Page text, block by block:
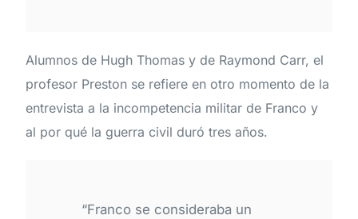
Alumnos de Hugh Thomas y de Raymond Carr, el
profesor Preston se refiere en otro momento de la
entrevista a la incompetencia militar de Franco y
al por qué la guerra civil duró tres años.
“Franco se consideraba un